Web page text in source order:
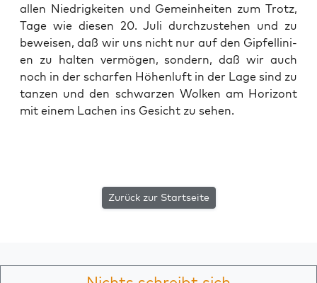
allen Nied­rig­kei­ten und Gemein­hei­ten zum Trotz,
Tage wie die­sen 20. Juli durch­zu­ste­hen und zu
bewei­sen, daß wir uns nicht nur auf den Gip­felli­ni­
en zu hal­ten ver­mö­gen, son­dern, daß wir auch
noch in der schar­fen Höhen­luft in der Lage sind zu
tan­zen und den schwar­zen Wol­ken am Hori­zont
mit einem Lachen ins Gesicht zu sehen.
Zurück zur Startseite